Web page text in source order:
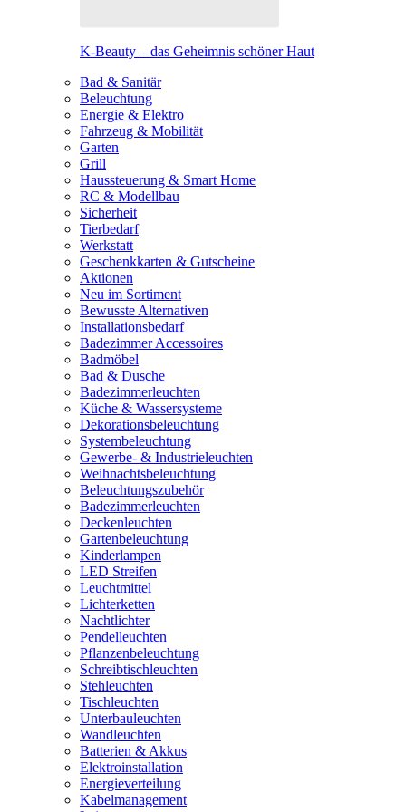
K-Beauty – das Geheimnis schöner Haut
Bad & Sanitär
Beleuchtung
Energie & Elektro
Fahrzeug & Mobilität
Garten
Grill
Haussteuerung & Smart Home
RC & Modellbau
Sicherheit
Tierbedarf
Werkstatt
Geschenkkarten & Gutscheine
Aktionen
Neu im Sortiment
Bewusste Alternativen
Installationsbedarf
Badezimmer Accessoires
Badmöbel
Bad & Dusche
Badezimmerleuchten
Küche & Wassersysteme
Dekorationsbeleuchtung
Systembeleuchtung
Gewerbe- & Industrieleuchten
Weihnachtsbeleuchtung
Beleuchtungszubehör
Badezimmerleuchten
Deckenleuchten
Gartenbeleuchtung
Kinderlampen
LED Streifen
Leuchtmittel
Lichterketten
Nachtlichter
Pendelleuchten
Pflanzenbeleuchtung
Schreibtischleuchten
Stehleuchten
Tischleuchten
Unterbauleuchten
Wandleuchten
Batterien & Akkus
Elektroinstallation
Energieverteilung
Kabelmanagement